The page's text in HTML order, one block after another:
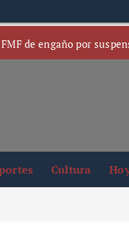
de engaño por
Cultura